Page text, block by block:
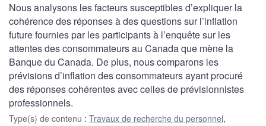
Nous analysons les facteurs susceptibles d’expliquer la
cohérence des réponses à des questions sur l’inflation
future fournies par les participants à l’enquête sur les
attentes des consommateurs au Canada que mène la
Banque du Canada. De plus, nous comparons les
prévisions d’inflation des consommateurs ayant procuré
des réponses cohérentes avec celles de prévisionnistes
professionnels.
Type(s) de contenu : Travaux de recherche du personnel,